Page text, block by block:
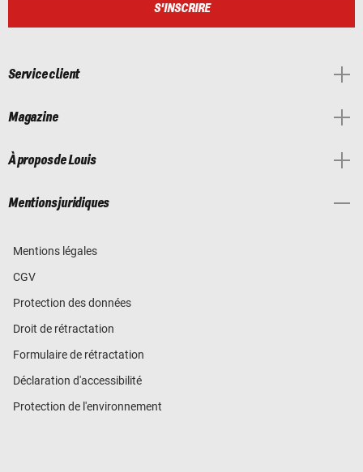
S'INSCRIRE
Service client
Magazine
À propos de Louis
Mentions juridiques
Mentions légales
CGV
Protection des données
Droit de rétractation
Formulaire de rétractation
Déclaration d'accessibilité
Protection de l'environnement